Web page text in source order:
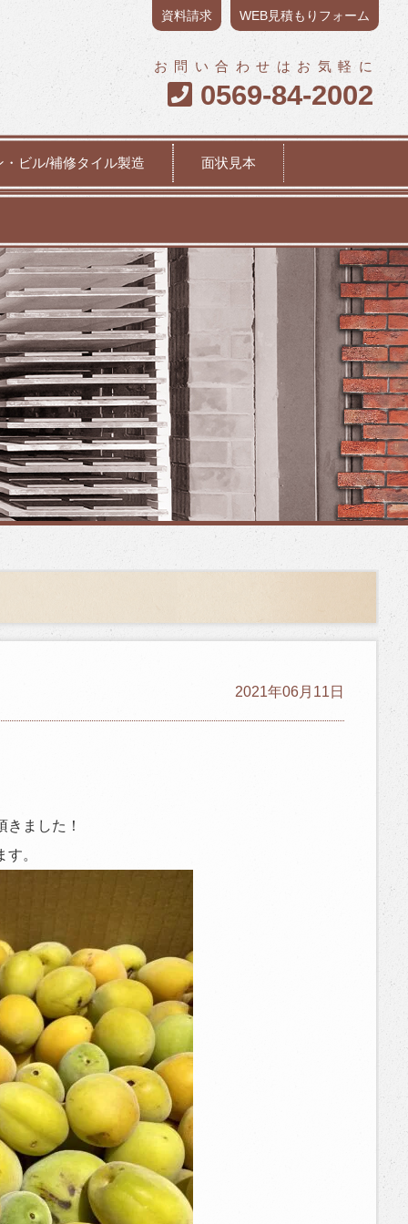
WEB見積もりフォーム
資料請求
お問い合わせはお気軽に
 0569-84-2002
・ビル/補修タイル製造 面状見本
2021年06月11日
ました！
。